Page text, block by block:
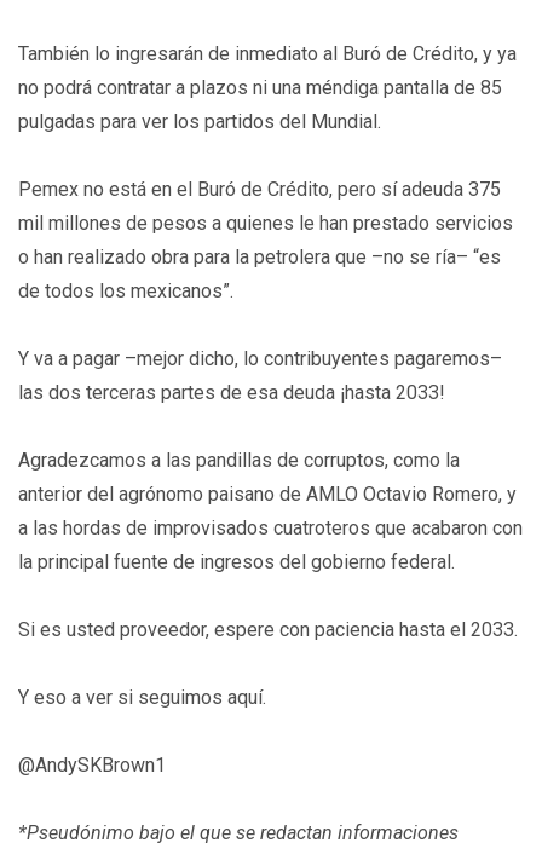
También lo ingresarán de inmediato al Buró de Crédito, y ya
no podrá contratar a plazos ni una méndiga pantalla de 85
pulgadas para ver los partidos del Mundial.
Pemex no está en el Buró de Crédito, pero sí adeuda 375
mil millones de pesos a quienes le han prestado servicios
o han realizado obra para la petrolera que –no se ría– “es
de todos los mexicanos”.
Y va a pagar –mejor dicho, lo contribuyentes pagaremos–
las dos terceras partes de esa deuda ¡hasta 2033!
Agradezcamos a las pandillas de corruptos, como la
anterior del agrónomo paisano de AMLO Octavio Romero, y
a las hordas de improvisados cuatroteros que acabaron con
la principal fuente de ingresos del gobierno federal.
Si es usted proveedor, espere con paciencia hasta el 2033.
Y eso a ver si seguimos aquí.
@AndySKBrown1
*Pseudónimo bajo el que se redactan informaciones